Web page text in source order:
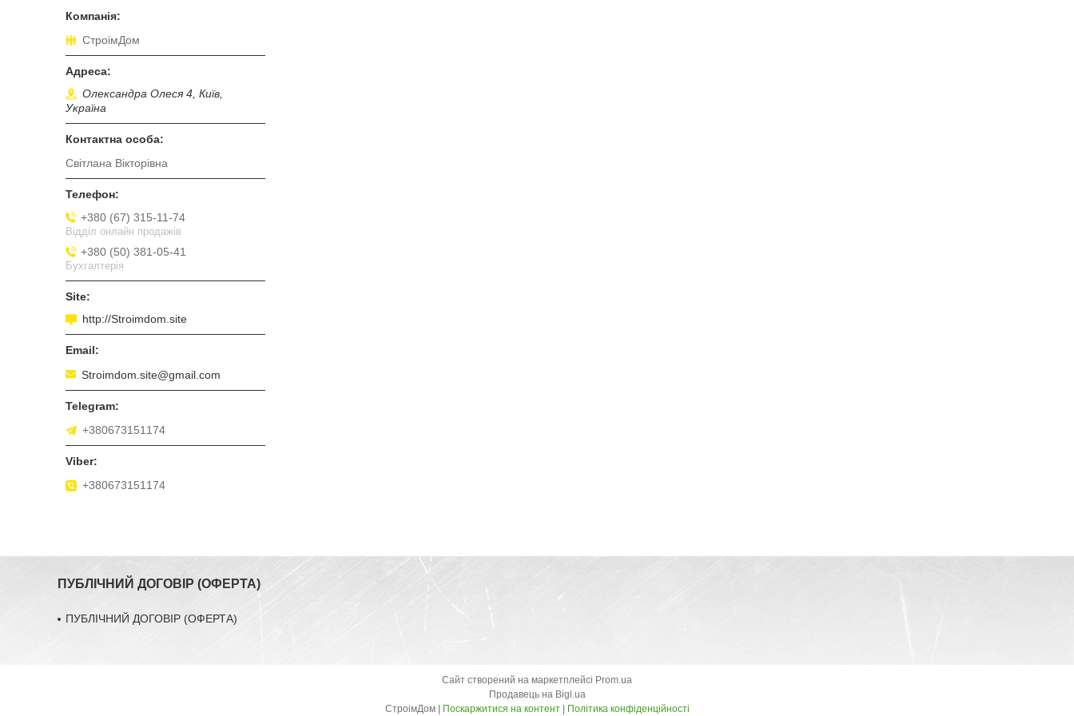
СтроімДом
Олександра Олеся 4, Київ,
Україна
Світлана Вікторівна
+380 (67) 315-11-74
Відділ онлайн продажів
+380 (50) 381-05-41
Бухгалтерія
http://Stroimdom.site
Stroimdom.site@gmail.com
+380673151174
+380673151174
ПУБЛІЧНИЙ ДОГОВІР (ОФЕРТА)
ПУБЛІЧНИЙ ДОГОВІР (ОФЕРТА)
Сайт створений на маркетплейсі Prom.ua
Продавець на Bigl.ua
СтроімДом | Поскаржитися на контент | Політика конфіденційності